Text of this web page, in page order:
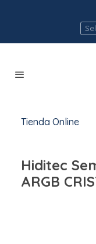
Tienda Online
Hiditec
ARGB